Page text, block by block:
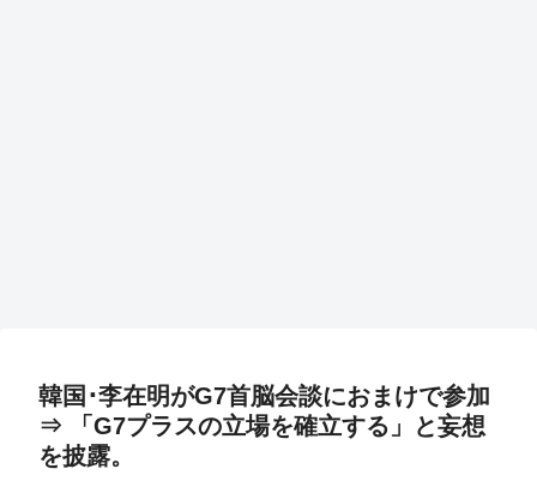
韓国･李在明がG7首脳会談におまけで参加
⇒ 「G7プラスの立場を確立する」と妄想
を披露。